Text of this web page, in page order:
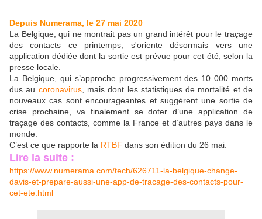
Depuis Numerama, le 27 mai 2020
La Belgique, qui ne montrait pas un grand intérêt pour le traçage
des contacts ce printemps, s'oriente désormais vers une
application dédiée dont la sortie est prévue pour cet été, selon la
presse locale.
La Belgique, qui s’approche progressivement des 10 000 morts
dus au coronavirus, mais dont les statistiques de mortalité et de
nouveaux cas sont encourageantes et suggèrent une sortie de
crise prochaine, va finalement se doter d’une application de
traçage des contacts, comme la France et d’autres pays dans le
monde.
C’est ce que rapporte la RTBF dans son édition du 26 mai.
Lire la suite :
https://www.numerama.com/tech/626711-la-belgique-change-
davis-et-prepare-aussi-une-app-de-tracage-des-contacts-pour-
cet-ete.html